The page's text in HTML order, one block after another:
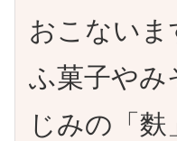
おこないま
ふ菓子やみ
じみの「麩